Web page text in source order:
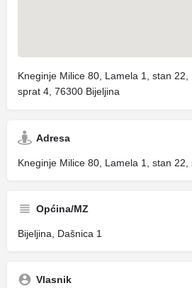
Kneginje Milice 80, Lamela 1, stan 22,
sprat 4, 76300 Bijeljina
Adresa
Kneginje Milice 80, Lamela 1, stan
Općina/MZ
Bijeljina, Dašnica 1
Vlasnik